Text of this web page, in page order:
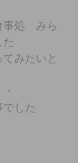
処　みら
た
みたいと
でした